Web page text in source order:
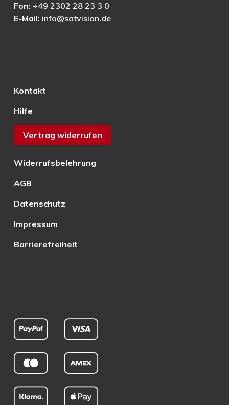
Fon: +49 2302 28 23 3 0
E-Mail: info@satvision.de
Kontakt
Hilfe
Vertrag widerrufen
Widerrufsbelehrung
AGB
Datenschutz
Impressum
Barrierefreiheit